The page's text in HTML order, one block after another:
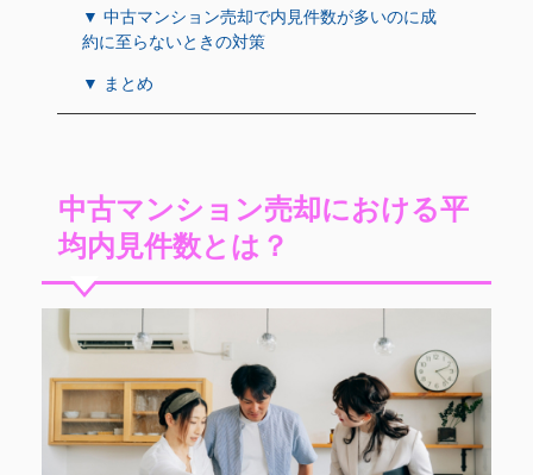
▼ 中古マンション売却で内見件数が多いのに成
約に至らないときの対策
▼ まとめ
中古マンション売却における平
均内見件数とは？